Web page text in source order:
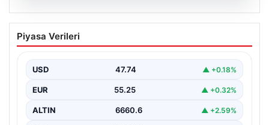
08.08.2026
Kelebek.Org İle Dijital İletişimin
Sertifikalı Adresi Ve Muhabbet
Sanal ortamında insanların kaliteli bir şekilde bağlantı
olarak…
Piyasa Verileri
USD 47.74 ▲ +0.18%
EUR 55.25 ▲ +0.32%
ALTIN 6660.6 ▲ +2.59%